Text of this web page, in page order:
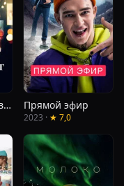
У людей так бывает Прямой эфир
2023 · ★ 7,0